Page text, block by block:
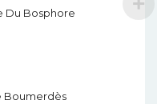
Du Bosphore
Boumerdès